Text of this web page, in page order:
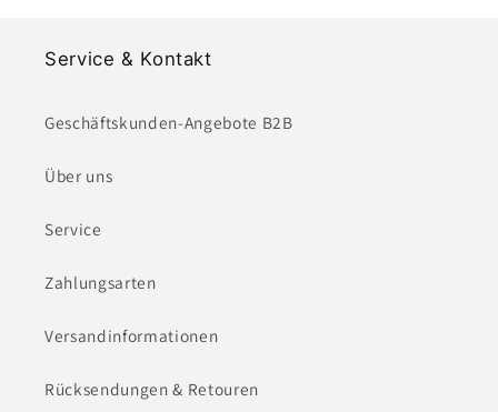
Service & Kontakt
Geschäftskunden-Angebote B2B
Über uns
Service
Zahlungsarten
Versandinformationen
Rücksendungen & Retouren